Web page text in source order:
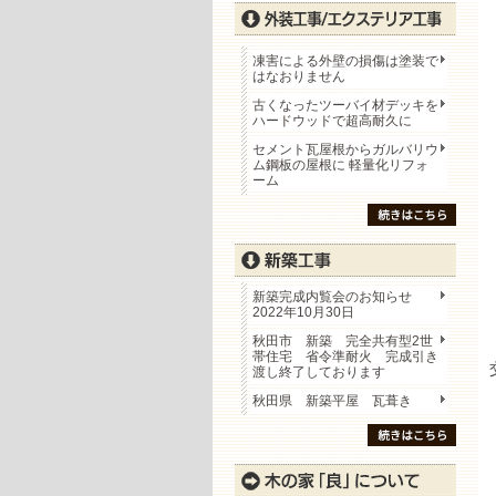
凍害による外壁の損傷は塗装で
はなおりません
古くなったツーバイ材デッキを
ハードウッドで超高耐久に
セメント瓦屋根からガルバリウ
ム鋼板の屋根に 軽量化リフォ
ーム
新築完成内覧会のお知らせ
2022年10月30日
秋田市 新築 完全共有型2世
帯住宅 省令準耐火 完成引き
渡し終了しております
秋田県 新築平屋 瓦葺き